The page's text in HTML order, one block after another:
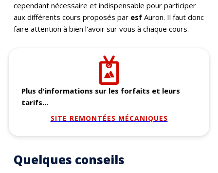
cependant nécessaire et indispensable pour participer
aux différents cours proposés par esf Auron. Il faut donc
faire attention à bien l'avoir sur vous à chaque cours.
Plus d'informations sur les forfaits et leurs
tarifs...
SITE REMONTÉES MÉCANIQUES
Quelques conseils